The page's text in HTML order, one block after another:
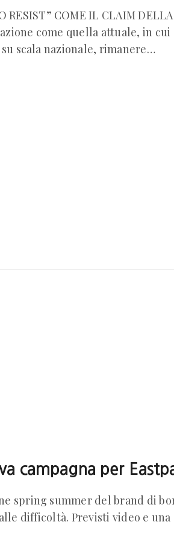
RESIST” COME IL CLAIM
come quella attuale, in
scala nazionale, rimanere…
campagna per
spring summer del brand di
difficoltà. Previsti video e